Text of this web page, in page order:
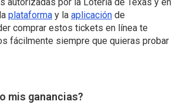
plataforma y la aplicación de
comprar estos tickets en línea te
fácilmente siempre que quieras probar
mis ganancias?